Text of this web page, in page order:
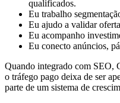
qualificados.
Eu trabalho
Eu ajudo a validar
Eu acompanho
Eu conecto anúncios,
Quando integrado com SEO,
o tráfego pago deixa de ser
parte de um sistema de